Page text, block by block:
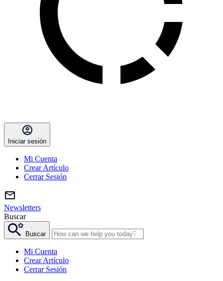
Iniciar sesión
Mi Cuenta
Crear Artículo
Cerrar Sesión
Newsletters
Buscar
Buscar
Mi Cuenta
Crear Artículo
Cerrar Sesión